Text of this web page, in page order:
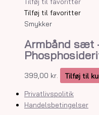
Tilføj til favoritter
Smykker
Armbånd sæt
399,00 kr. Tilføj til
Privatlivspolitik
Handelsbetingelser